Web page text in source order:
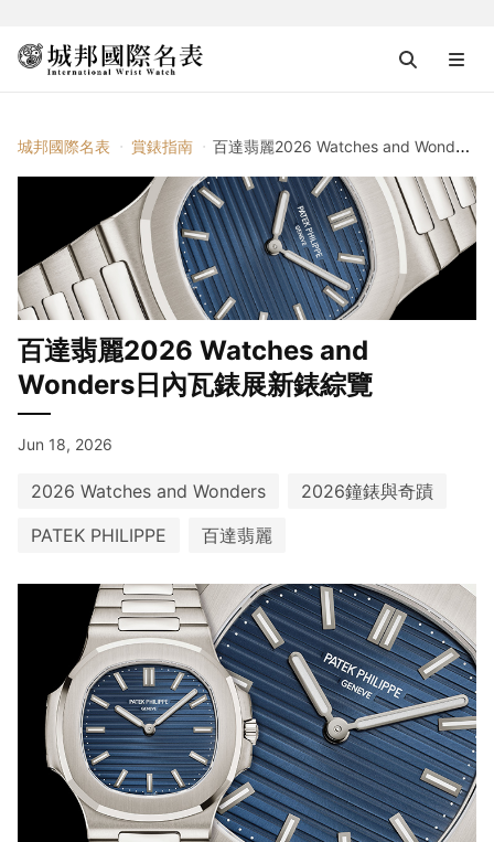
城邦國際名表 賞錶指南 百達翡麗2026 Watches and Wonders日內瓦錶展新錶綜覽
百達翡麗2026 Watches and
Wonders日內瓦錶展新錶綜覽
Jun 18, 2026
2026 Watches and Wonders
2026鐘錶與奇蹟
PATEK PHILIPPE
百達翡麗